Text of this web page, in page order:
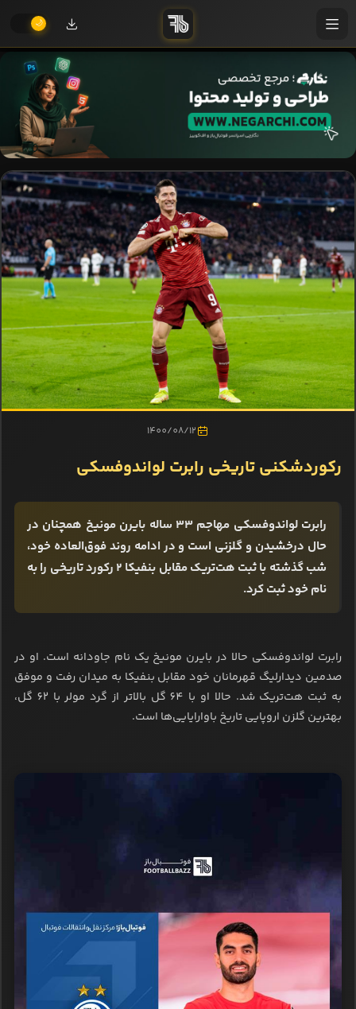
1400/08/12
رکوردشکنی تاریخی رابرت لواندوفسکی
رابرت لواندوفسکی مهاجم 33 ساله بایرن مونیخ همچنان در
حال درخشیدن و گلزنی است و در ادامه روند فوق‌العاده خود،
شب گذشته با ثبت هت‌تریک مقابل بنفیکا 2 رکورد تاریخی را به
نام خود ثبت کرد.
رابرت لواندوفسکی حالا در بایرن مونیخ یک نام جاودانه است. او در
صدمین دیدارلیگ قهرمانان خود مقابل بنفیکا به میدان رفت و موفق
به ثبت هت‌تریک شد. حالا او با 64 گل بالاتر از گرد مولر با 62 گل،
بهترین گلزن اروپایی تاریخ باوارایایی‌ها است.